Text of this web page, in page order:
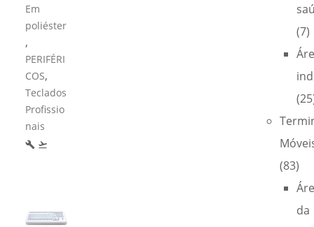
Em
poliéster
,
PERIFÉRI
COS,
Teclados
Profissio
nais
build flight_takeoff
(7)
(83)
da